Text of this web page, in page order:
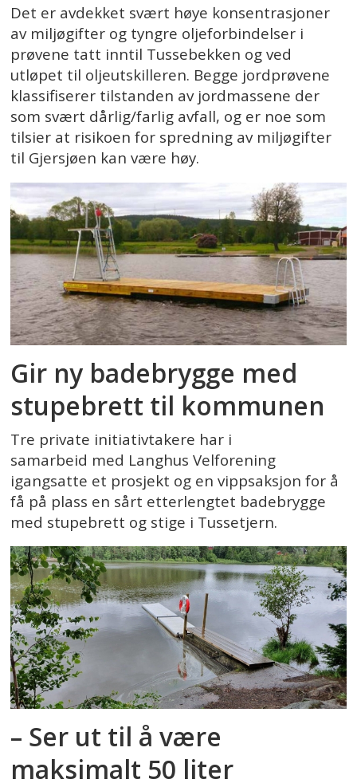
Det er avdekket svært høye konsentrasjoner
av miljøgifter og tyngre oljeforbindelser i
prøvene tatt inntil Tussebekken og ved
utløpet til oljeutskilleren. Begge jordprøvene
klassifiserer tilstanden av jordmassene der
som svært dårlig/farlig avfall, og er noe som
tilsier at risikoen for spredning av miljøgifter
til Gjersjøen kan være høy.
Gir ny badebrygge med
stupebrett til kommunen
Tre private initiativtakere har i
samarbeid med Langhus Velforening
igangsatte et prosjekt og en vippsaksjon for å
få på plass en sårt etterlengtet badebrygge
med stupebrett og stige i Tussetjern.
– Ser ut til å være
maksimalt 50 liter